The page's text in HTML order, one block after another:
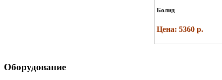
Болид
Цена: 5360 р.
Оборудование